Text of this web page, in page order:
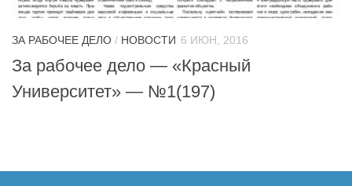
ЗА РАБОЧЕЕ ДЕЛО / НОВОСТИ 6 ИЮН, 2016
За рабочее дело — «Красный
Университет» — №1(197)